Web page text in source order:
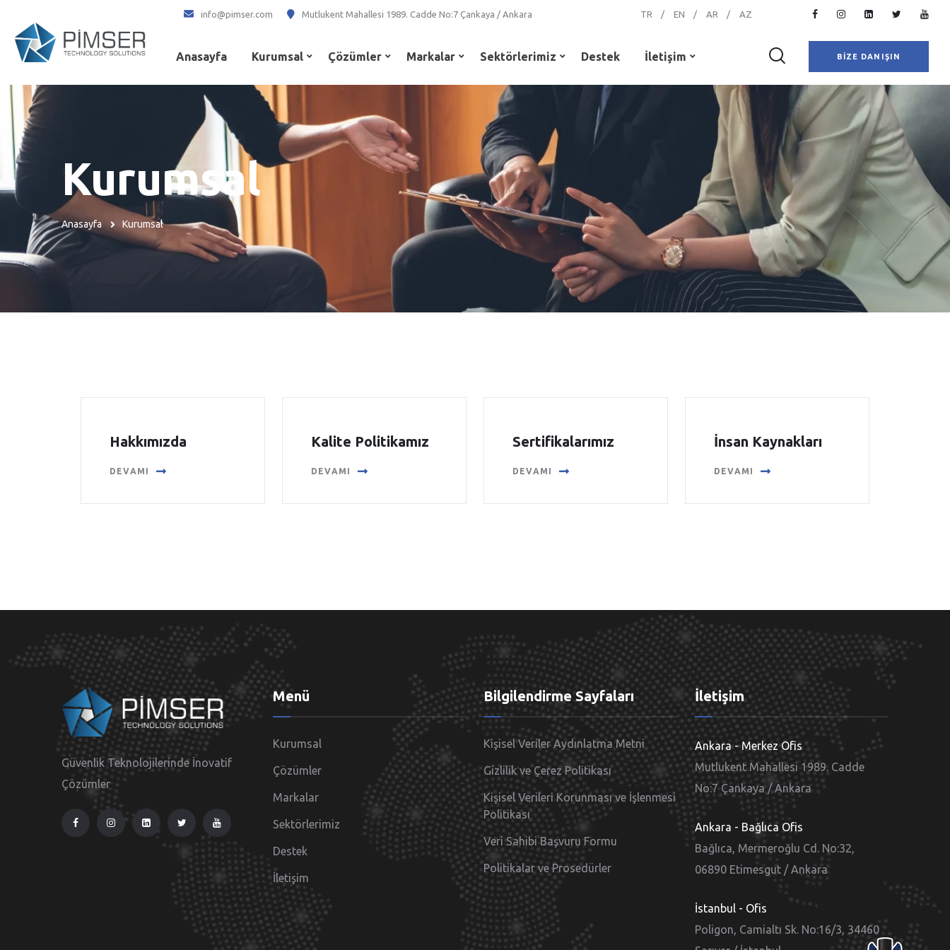
info@pimser.com Mutlukent Mahallesi 1989. Cadde No:7 Çankaya / Ankara TR EN AR AZ
Anasayfa Kurumsal Çözümler Markalar Sektörlerimiz Destek İletişim BIZE DANIŞIN
Kurumsal
Anasayfa Kurumsal
Hakkımızda
DEVAMI
Kalite Politikamız
DEVAMI
Sertifikalarımız
DEVAMI
İnsan Kaynakları
DEVAMI
Güvenlik Teknolojilerinde İnovatif
Çözümler
Menü
Kurumsal
Çözümler
Markalar
Sektörlerimiz
Destek
İletişim
Bilgilendirme Sayfaları
Kişisel Veriler Aydınlatma Metni
Gizlilik ve Çerez Politikası
Kişisel Verileri Korunması ve İşlenmesi
Politikası
Veri Sahibi Başvuru Formu
Politikalar ve Prosedürler
İletişim
Ankara - Merkez Ofis
Mutlukent Mahallesi 1989. Cadde
No:7 Çankaya / Ankara
Ankara - Bağlıca Ofis
Bağlıca, Mermeroğlu Cd. No:32,
06890 Etimesgut / Ankara
İstanbul - Ofis
Poligon, Camialtı Sk. No:16/3, 34460